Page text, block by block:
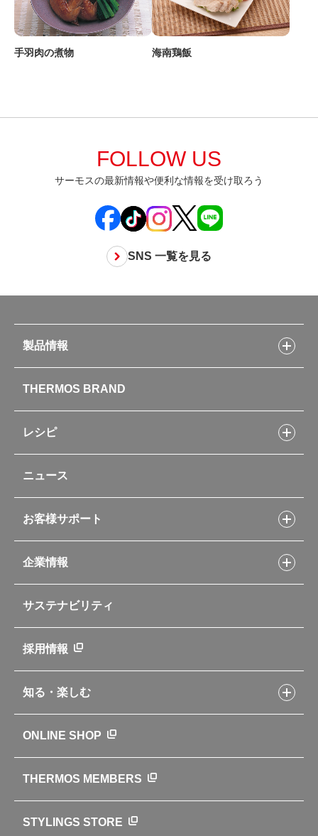
手羽肉の煮物 海南鶏飯
FOLLOW US
サーモスの最新情報や便利な情報を受け取ろう
SNS 一覧を見る
製品情報
水筒
お弁当
キッチン用品
ポット・アイスペール
コーヒーメーカー
ソフトクーラー・バッグ
山専用ボトル
自転車専用ボトル
アパレル小物
業務用製品
新製品一覧
カタログ
THERMOS BRAND
レシピ
フライパンレシピ
シャトルシェフレシピ
スープジャーレシピ
イージースモーカーレシピ
レシピ本のご紹介
ニュース
お客様サポート
交換用部品の購入方法
部品の種類や販売状況を調べる
よくあるご質問・お問い合わせ
企業情報
企業理念
会社概要
ニュース
世界のサーモス
サーモスの歴史
サステナビリティ
採用情報
知る・楽しむ
クラブサーモス
WEBマガジン
お弁当にエールを込めて
ONLINE SHOP
THERMOS MEMBERS
STYLINGS STORE